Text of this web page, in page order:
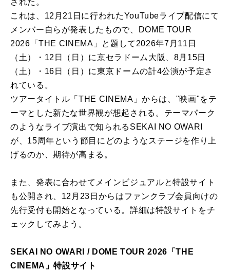
された。
これは、12月21日に行われたYouTubeライブ配信にて
メンバー自らが発表したもので、DOME TOUR
2026「THE CINEMA」と題して2026年7月11日
（土）・12日（日）に京セラドーム大阪、8月15日
（土）・16日（日）に東京ドームの計4公演が予定さ
れている。
ツアータイトル「THE CINEMA」からは、"映画"をテ
ーマとした新たな世界観が想起される。テーマパーク
のようなライブ演出で知られるSEKAI NO OWARI
が、15周年という節目にどのようなステージを作り上
げるのか、期待が高まる。
また、発表に合わせてメインビジュアルと特設サイト
も公開され、12月23日からはファンクラブ会員向けの
先行受付も開始となっている。詳細は特設サイトをチ
ェックしてみよう。
SEKAI NO OWARI / DOME TOUR 2026「THE
CINEMA」特設サイト